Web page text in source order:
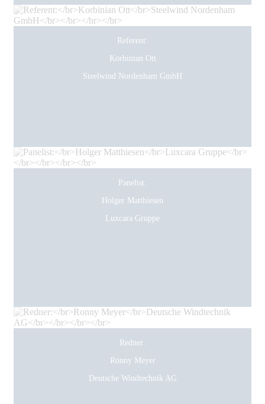
Referent:
Korbinian Ott
Steelwind Nordenham GmbH
Panelist:
Holger Matthiesen
Luxcara Gruppe
Redner:
Ronny Meyer
Deutsche Windtechnik AG